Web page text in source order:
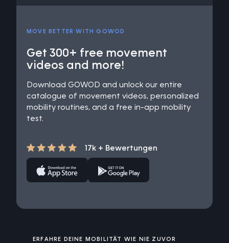
MOVE BETTER WITH GOWOD
Get 300+ free movement
videos and more!
Download GOWOD and unlock our entire
catalogue of movement videos, personalized
mobility routines, and a free in-app mobility
test.
17k + Bewertungen
ERFAHRE DEINE MOBILITÄT WIE NIE ZUVOR